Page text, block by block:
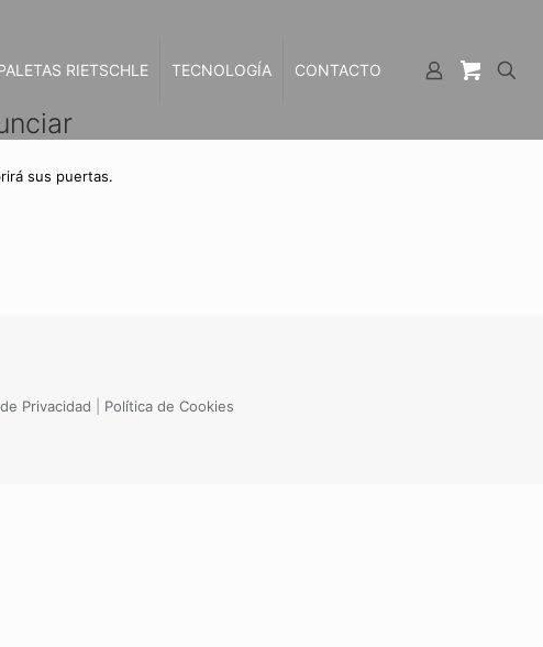
RIETSCHLE TECNOLOGÍA CONTACTO
sus puertas.
Privacidad Política de Cookies